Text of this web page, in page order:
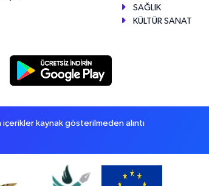
SAĞLIK
KÜLTÜR SANAT
kaynak gösterilmeden alıntı